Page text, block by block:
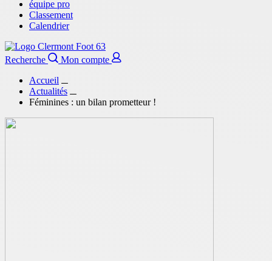
équipe pro
Classement
Calendrier
Recherche
Mon compte
Accueil
Actualités
Féminines : un bilan prometteur !